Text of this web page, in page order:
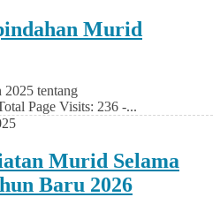
Murid
tentang
Page Visits: 236 -...
Murid Selama
Baru 2026